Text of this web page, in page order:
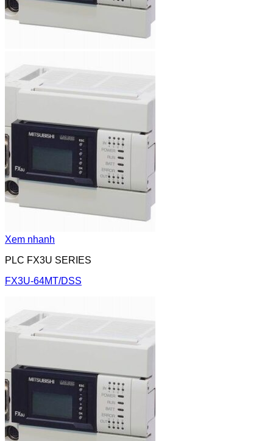
Xem nhanh
PLC FX3U SERIES
FX3U-64MT/DSS